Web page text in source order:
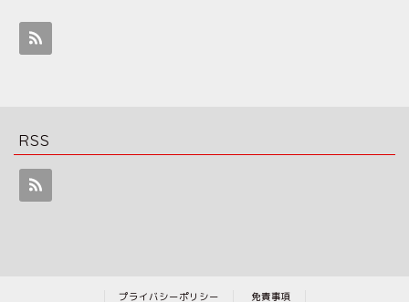
RSS
プライバシーポリシー 免責事項